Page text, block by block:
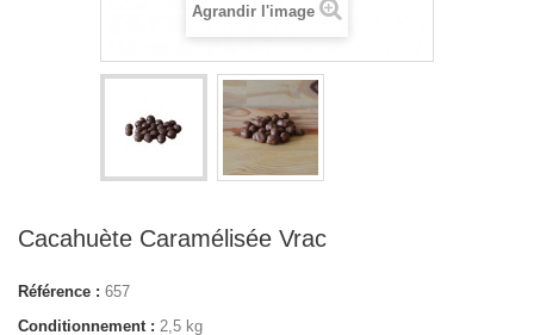
Agrandir l'image
Cacahuète Caramélisée Vrac
Référence : 657
Conditionnement : 2,5 kg